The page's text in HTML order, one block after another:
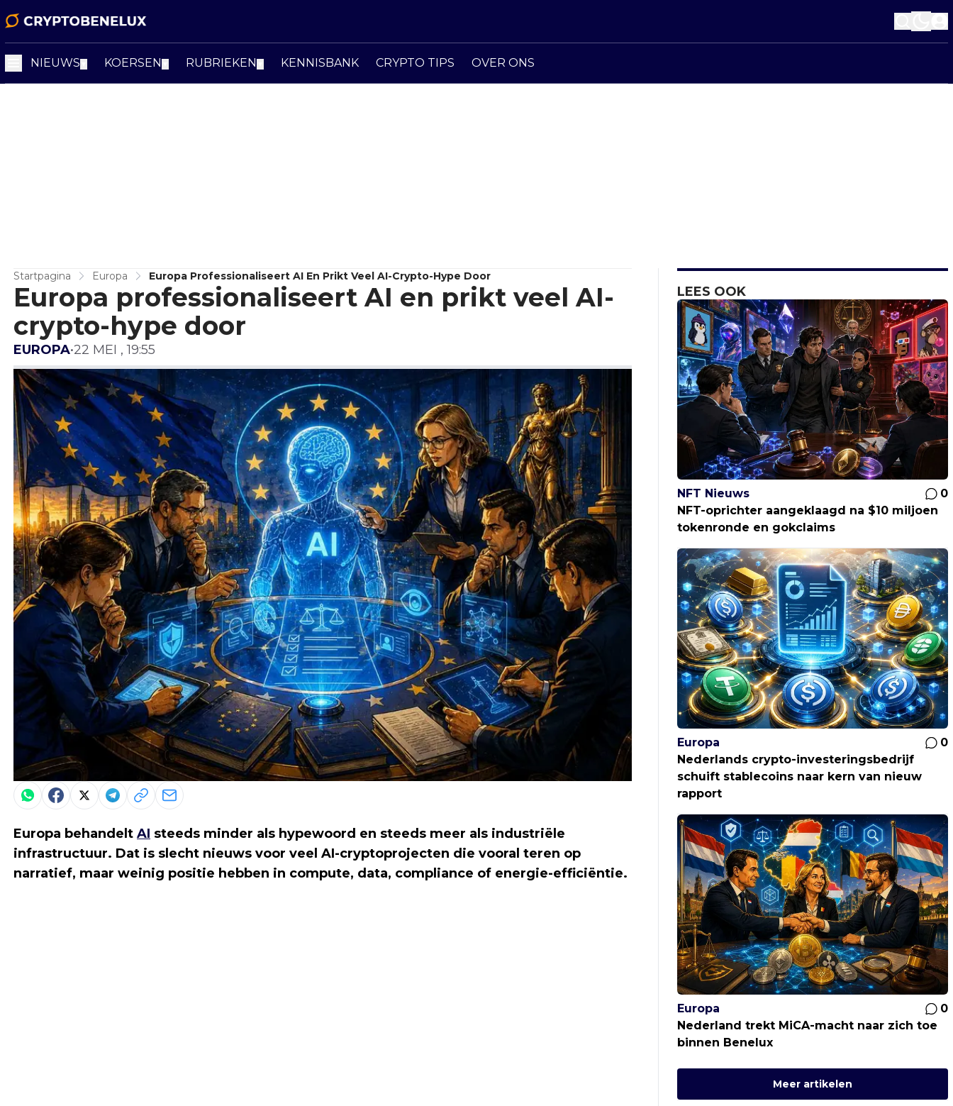
NIEUWS KOERSEN RUBRIEKEN KENNISBANK CRYPTO TIPS OVER ONS
Startpagina Europa Europa Professionaliseert AI En Prikt Veel AI-Crypto-Hype Door
Europa professionaliseert AI en prikt veel AI-
crypto-hype door
EUROPA•22 MEI , 19:55
Europa behandelt AI steeds minder als hypewoord en steeds meer als industriële
infrastructuur. Dat is slecht nieuws voor veel AI-cryptoprojecten die vooral teren op
narratief, maar weinig positie hebben in compute, data, compliance of energie-efficiëntie.
LEES OOK
NFT Nieuws
0
NFT-oprichter aangeklaagd na $10 miljoen
tokenronde en gokclaims
Europa
0
Nederlands crypto-investeringsbedrijf
schuift stablecoins naar kern van nieuw
rapport
Europa
0
Nederland trekt MiCA-macht naar zich toe
binnen Benelux
Meer artikelen